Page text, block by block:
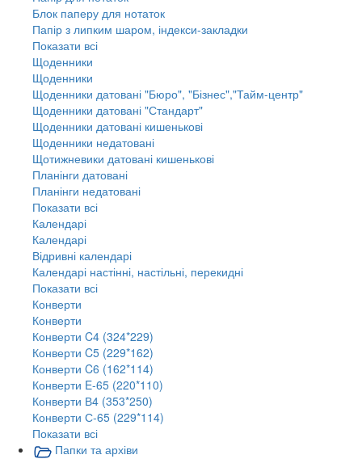
Блок паперу для нотаток
Папір з липким шаром, індекси-закладки
Показати всі
Щоденники
Щоденники
Щоденники датовані "Бюро", "Бізнес","Тайм-центр"
Щоденники датовані "Стандарт"
Щоденники датовані кишенькові
Щоденники недатовані
Щотижневики датовані кишенькові
Планінги датовані
Планінги недатовані
Показати всі
Календарі
Календарі
Відривні календарі
Календарі настінні, настільні, перекидні
Показати всі
Конверти
Конверти
Конверти C4 (324*229)
Конверти C5 (229*162)
Конверти C6 (162*114)
Конверти E-65 (220*110)
Конверти В4 (353*250)
Конверти С-65 (229*114)
Показати всі
Папки та архіви